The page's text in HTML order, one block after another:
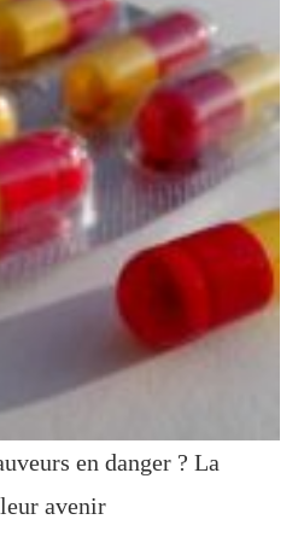
en danger ? La
avenir